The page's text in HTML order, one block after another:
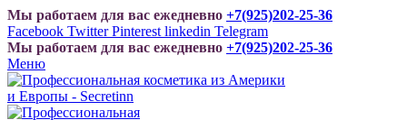
Мы работаем для вас ежедневно +7(925)202-25-36
Facebook Twitter Pinterest linkedin Telegram
Мы работаем для вас ежедневно +7(925)202-25-36
Меню